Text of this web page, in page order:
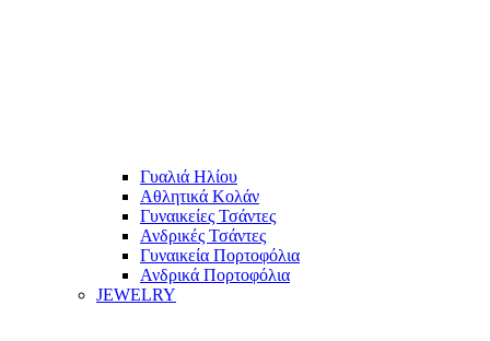
Γυαλιά Ηλίου
Αθλητικά Κολάν
Γυναικείες Τσάντες
Ανδρικές Τσάντες
Γυναικεία Πορτοφόλια
Ανδρικά Πορτοφόλια
JEWELRY